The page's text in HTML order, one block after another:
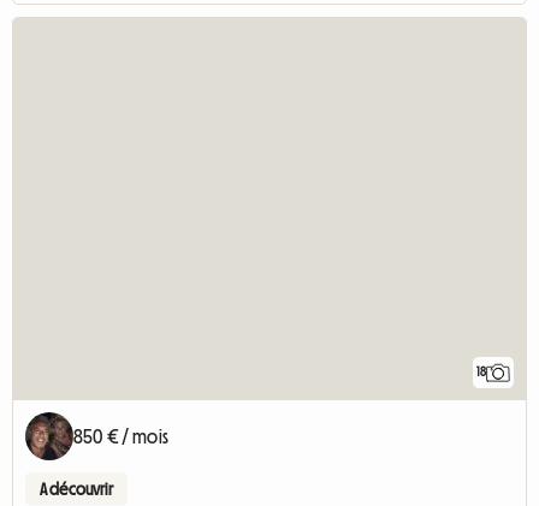
18
850 € / mois
A découvrir